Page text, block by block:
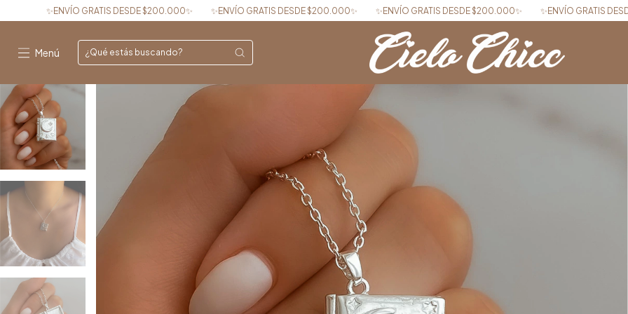
DESDE $200.000✨ ✨ENVÍO GRATIS DESDE $200.000✨ ✨ENVÍO GRATIS DESDE $200.000✨ ✨ENVÍO GRATIS DESDE $200.000✨
Menú